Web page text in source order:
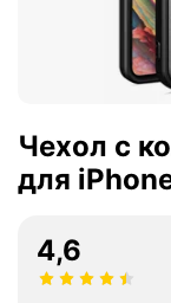
Чехол с
для
4,6